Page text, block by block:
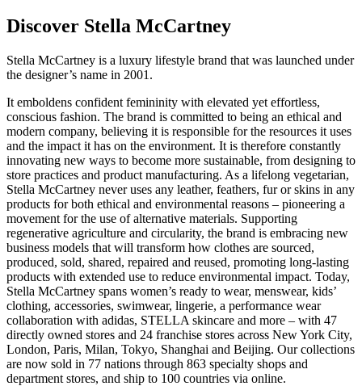
Discover Stella McCartney
Stella McCartney is a luxury lifestyle brand that was launched under
the designer’s name in 2001.
It emboldens confident femininity with elevated yet effortless,
conscious fashion. The brand is committed to being an ethical and
modern company, believing it is responsible for the resources it uses
and the impact it has on the environment. It is therefore constantly
innovating new ways to become more sustainable, from designing to
store practices and product manufacturing. As a lifelong vegetarian,
Stella McCartney never uses any leather, feathers, fur or skins in any
products for both ethical and environmental reasons – pioneering a
movement for the use of alternative materials. Supporting
regenerative agriculture and circularity, the brand is embracing new
business models that will transform how clothes are sourced,
produced, sold, shared, repaired and reused, promoting long-lasting
products with extended use to reduce environmental impact. Today,
Stella McCartney spans women’s ready to wear, menswear, kids’
clothing, accessories, swimwear, lingerie, a performance wear
collaboration with adidas, STELLA skincare and more – with 47
directly owned stores and 24 franchise stores across New York City,
London, Paris, Milan, Tokyo, Shanghai and Beijing. Our collections
are now sold in 77 nations through 863 specialty shops and
department stores, and ship to 100 countries via online.